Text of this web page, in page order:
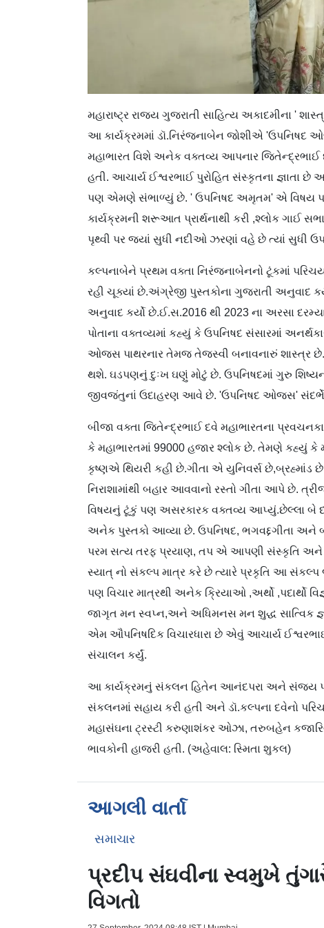
મહારાષ્ટ્ર રાજ્ય ગુજરાતી સાહિત્ય અકાદમીના '
આ કાર્યક્રમમાં ડૉ.નિરંજનાબેન જોશીએ 'ઉપનિષદ
મહાભારત વિશે અનેક વક્તવ્ય આપનાર
હતી. આચાર્ય ઈશ્વરભાઈ પુરોહિત સંસ્કૃતના જ્ઞાતા છે
પણ એમણે સંભાળ્યું છે. ' ઉપનિષદ અમૃતમ' એ વિષય
કાર્યક્રમની શરૂઆત પ્રાર્થનાથી કરી ,શ્લોક ગાઈ
પૃથ્વી પર જ્યાં સુધી નદીઓ ઝરણાં વહે છે ત્યાં સુધી
કલ્પનાબેને પ્રથમ વક્તા નિરંજનાબેનનો ટૂંકમાં
રહી ચૂક્યાં છે.અંગ્રેજી પુસ્તકોના ગુજરાતી અનુવાદ
અનુવાદ કર્યો છે.ઈ.સ.2016 થી 2023 ના અરસા
પોતાના વક્તવ્યમાં કહ્યું કે ઉપનિષદ સંસારમાં
ઓજસ પાથરનાર તેમજ તેજસ્વી બનાવનારું શાસ્ત્ર
થશે. ઘડપણનું દુઃખ ઘણું મોટું છે. ઉપનિષદમાં ગુરુ
જીવજંતુનાં ઉદાહરણ આવે છે. 'ઉપનિષદ ઓજસ'
બીજા વક્તા જિતેન્દ્રભાઈ દવે મહાભારતના
કે મહાભારતમાં 99000 હજાર શ્લોક છે. તેમણે કહ્યું
કૃષ્ણએ થિયરી કહી છે.ગીતા એ યુનિવર્સ છે,બ્રહ્માંડ
નિરાશામાંથી બહાર આવવાનો રસ્તો ગીતા આપે છે.
વિષયનું ટૂંકું પણ અસરકારક વક્તવ્ય આપ્યું.છેલ્લા બે
અનેક પુસ્તકો આવ્યા છે. ઉપનિષદ, ભગવદ્દગીતા
પરમ સત્ય તરફ પ્રયાણ, તપ એ આપણી સંસ્કૃતિ અને
સ્યાત્ નો સંકલ્પ માત્ર કરે છે ત્યારે પ્રકૃતિ આ
પણ વિચાર માત્રથી અનેક ક્રિયાઓ ,અર્થો ,પદાર્થો
જાગૃત મન સ્વપ્ન,અને અધિમનસ મન શુદ્ધ સાત્વિક
એમ ઔપનિષદિક વિચારધારા છે એવું આચાર્ય
સંચાલન કર્યું.
આ કાર્યક્રમનું સંકલન હિતેન આનંદપરા અને સંજય
સંકલનમાં સહાય કરી હતી અને ડૉ.કલ્પના દવેનો
મહાસંઘના ટ્રસ્ટી કરુણાશંકર ઓઝા, તરુબહેન
ભાવકોની હાજરી હતી. (અહેવાલ: સ્મિતા શુકલ)
આગલી વાર્તા
સમાચાર
પ્રદીપ સંઘવીના સ્વમુખે
વિગતો